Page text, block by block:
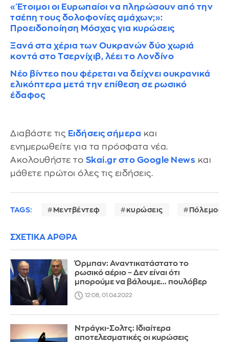
«Έτοιμοι οι Ευρωπαίοι να πληρώσουν από την
τσέπη τους δολοφονίες αμάχων;»:
Προειδοποίηση Μόσχας για κυρώσεις
Ξανά στα χέρια των Ουκρανών δύο χωριά
κοντά στο Τσερνίχιβ, λέει το Λονδίνο
Νέο βίντεο που φέρεται να δείχνει ουκρανικά
ελικόπτερα μετά την επίθεση σε ρωσικό
έδαφος
Διαβάστε τις Ειδήσεις σήμερα και
ενημερωθείτε για τα πρόσφατα νέα.
Ακολουθήστε το Skai.gr στο Google News και
μάθετε πρώτοι όλες τις ειδήσεις.
TAGS: Μεντβέντεφ κυρώσεις Πόλεμος
ΣΧΕΤΙΚΑ ΑΡΘΡΑ
Όρμπαν: Αναντικατάστατο το
ρωσικό αέριο – Δεν είναι ότι
μπορούμε να βάλουμε... πουλόβερ
12:08, 01.04.2022
Ντράγκι-Σολτς: Ιδιαίτερα
αποτελεσματικές οι κυρώσεις